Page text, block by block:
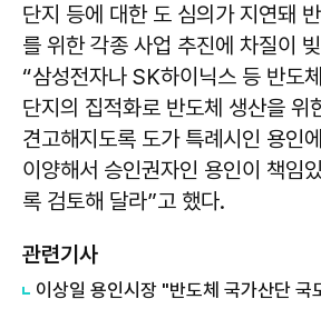
단지 등에 대한 도 심의가 지연돼
를 위한 각종 사업 추진에 차질이
“삼성전자나 SK하이닉스 등 반도
단지의 집적화로 반도체 생산을 위
견고해지도록 도가 특례시인 용인
이양해서 승인권자인 용인이 책임
록 검토해 달라”고 했다.
관련기사